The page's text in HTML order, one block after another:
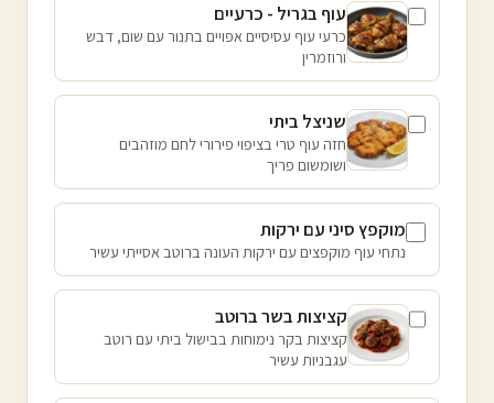
עוף בגריל - כרעיים
כרעי עוף עסיסיים אפויים בתנור עם שום, דבש
ורוזמרין
שניצל ביתי
חזה עוף טרי בציפוי פירורי לחם מוזהבים
ושומשום פריך
מוקפץ סיני עם ירקות
נתחי עוף מוקפצים עם ירקות העונה ברוטב אסייתי עשיר
קציצות בשר ברוטב
קציצות בקר נימוחות בבישול ביתי עם רוטב
עגבניות עשיר